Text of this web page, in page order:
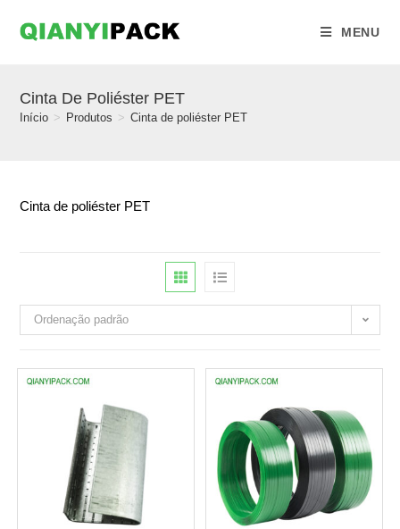
MENU
Cinta De Poliéster PET
Início > Produtos > Cinta de poliéster PET
Cinta de poliéster PET
Ordenação padrão